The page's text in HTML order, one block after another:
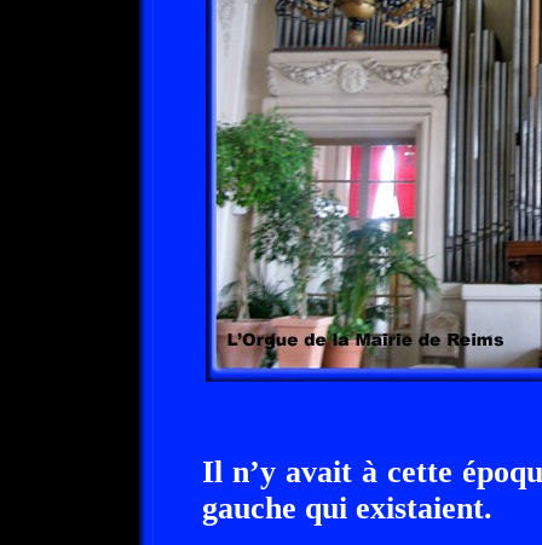
Il n’y avait à cette
gauche qui existaient.